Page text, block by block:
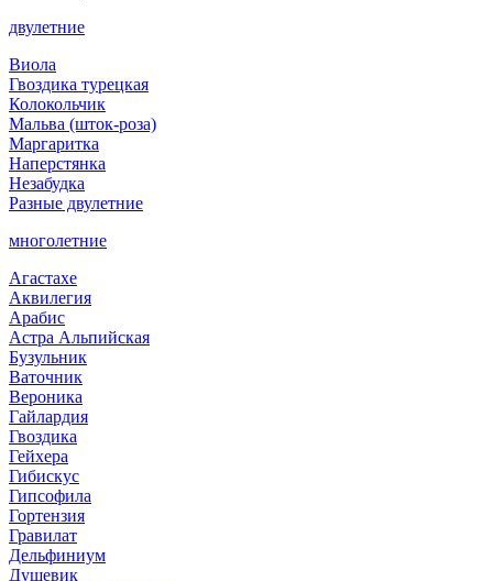
двулетние
Виола
Гвоздика турецкая
Колокольчик
Мальва (шток-роза)
Маргаритка
Наперстянка
Незабудка
Разные двулетние
многолетние
Агастахе
Аквилегия
Арабис
Астра Альпийская
Бузульник
Ваточник
Вероника
Гайлардия
Гвоздика
Гейхера
Гибискус
Гипсофила
Гортензия
Гравилат
Дельфиниум
Душевик